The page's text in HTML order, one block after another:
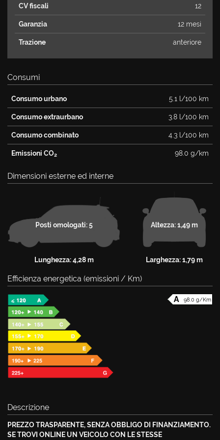
CV fiscali 12
Garanzia 12 mesi
Trazione anteriore
Consumi
Consumo urbano 5.1 l/100 km
Consumo extraurbano 3.8 l/100 km
Consumo combinato 4.3 l/100 km
Emissioni CO2 98.0 g/km
Dimensioni esterne ed interne
Posti omologati: 5
Lunghezza: 4,28 m
Altezza: 1,49 m
Larghezza: 1,79 m
Efficienza energetica (emissioni / Km)
98.0 g/Km
Descrizione
PREZZO TRASPARENTE, SENZA OBBLIGO DI FINANZIAMENTO.
SE TROVI ONLINE UN VEICOLO CON LE STESSE